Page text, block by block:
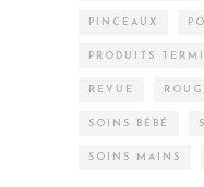
PINCEAUX
PRODUITS
REVUE
SOINS BÉBÉ
SOINS MAINS